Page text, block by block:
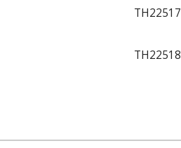
TH22517
TH22518